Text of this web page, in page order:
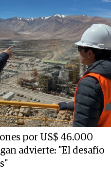
por US$ 46.000
advierte: "El desafío